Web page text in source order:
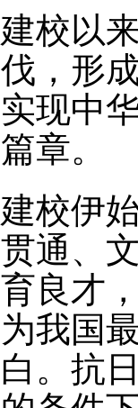
建校以
伐，形
实现中
篇章。
建校伊
贯通、
育良才
为我国
白。抗